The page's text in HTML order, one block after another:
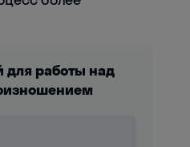
для работы над